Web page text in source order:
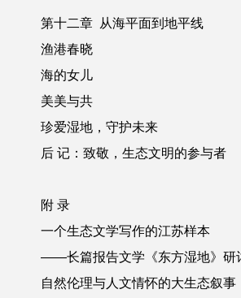
第十二章 从海平面到地平线
渔港春晓
海的女儿
美美与共
珍爱湿地，守护未来
后 记 ： 致敬，生态文明的参与者
附 录
一个生态文学写作的江苏样本
——长篇报告文学《东方湿地》研
自然伦理与人文情怀的大生态叙事